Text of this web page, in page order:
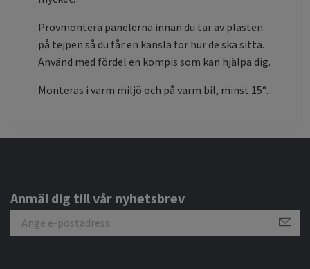
Provmontera panelerna innan du tar av plasten
på tejpen så du får en känsla för hur de ska sitta.
Använd med fördel en kompis som kan hjälpa dig.
Monteras i varm miljö och på varm bil, minst 15°.
Anmäl dig till vår nyhetsbrev